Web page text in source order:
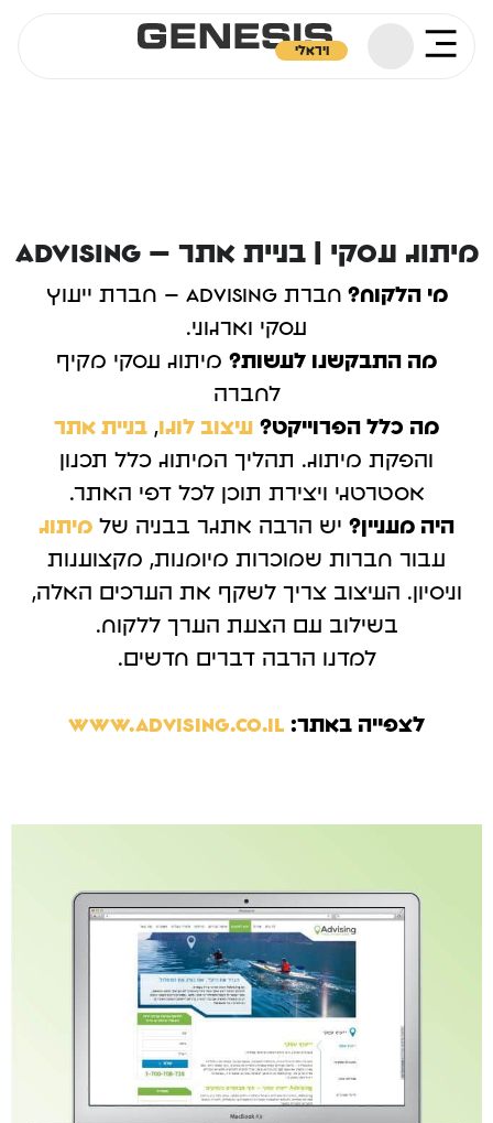
ויראלי
מיתוג עסקי | בניית אתר – Advising
מי הלקוח?
חברת Advising – חברת ייעוץ
עסקי וארגוני.
מה התבקשנו לעשות? מיתוג עסקי מקיף
לחברה
מה כלל הפרוייקט? עיצוב לוגו, בניית אתר
והפקת מיתוג. תהליך המיתוג כלל תכנון
אסטרטגי ויצירת תוכן לכל דפי האתר.
היה מעניין? יש הרבה אתגר בבניה של מיתוג
עבור חברות שמוכרות מיומנות, מקצוענות
וניסיון. העיצוב צריך לשקף את הערכים האלה,
בשילוב עם הצעת הערך ללקוח.
למדנו הרבה דברים חדשים.
לצפייה באתר: www.advising.co.il